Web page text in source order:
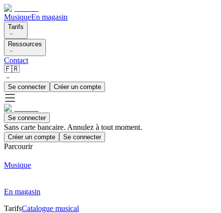
MusiqueEn magasin
Tarifs
Ressources
Contact
🇫🇷
Se connecter Créer un compte
Se connecter
Sans carte bancaire. Annulez à tout moment.
Créer un compte Se connecter
Parcourir
Musique
En magasin
TarifsCatalogue musical